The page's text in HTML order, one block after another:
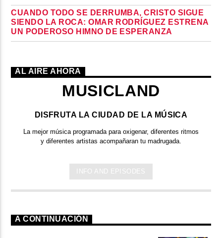
CUANDO TODO SE DERRUMBA, CRISTO SIGUE
SIENDO LA ROCA: OMAR RODRÍGUEZ ESTRENA
UN PODEROSO HIMNO DE ESPERANZA
AL AIRE AHORA
MUSICLAND
DISFRUTA LA CIUDAD DE LA MÚSICA
La mejor música programada para oxigenar, diferentes ritmos
y diferentes artistas acompañaran tu madrugada.
INFO AND EPISODES
A CONTINUACIÓN